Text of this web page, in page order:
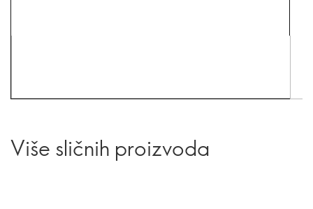
Više sličnih proizvoda